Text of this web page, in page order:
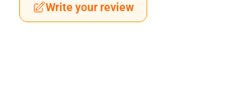
Write your review